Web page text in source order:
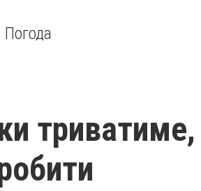
Погода
триватиме,